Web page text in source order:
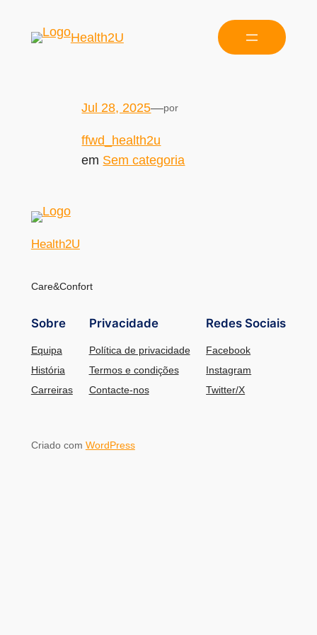
Health2U
Jul 28, 2025—por
ffwd_health2u
em Sem categoria
Health2U
Care&Confort
Sobre
Equipa
História
Carreiras
Privacidade
Política de privacidade
Termos e condições
Contacte-nos
Redes Sociais
Facebook
Instagram
Twitter/X
Criado com WordPress